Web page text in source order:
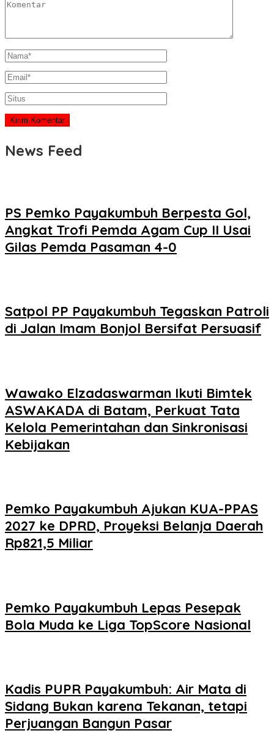
News Feed
PS Pemko Payakumbuh Berpesta Gol,
Angkat Trofi Pemda Agam Cup II Usai
Gilas Pemda Pasaman 4-0
Satpol PP Payakumbuh Tegaskan Patroli
di Jalan Imam Bonjol Bersifat Persuasif
Wawako Elzadaswarman Ikuti Bimtek
ASWAKADA di Batam, Perkuat Tata
Kelola Pemerintahan dan Sinkronisasi
Kebijakan
Pemko Payakumbuh Ajukan KUA-PPAS
2027 ke DPRD, Proyeksi Belanja Daerah
Rp821,5 Miliar
Pemko Payakumbuh Lepas Pesepak
Bola Muda ke Liga TopScore Nasional
Kadis PUPR Payakumbuh: Air Mata di
Sidang Bukan karena Tekanan, tetapi
Perjuangan Bangun Pasar